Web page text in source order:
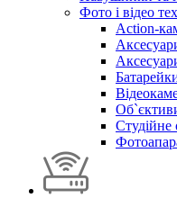
Фото і відео
Action-
Студійне